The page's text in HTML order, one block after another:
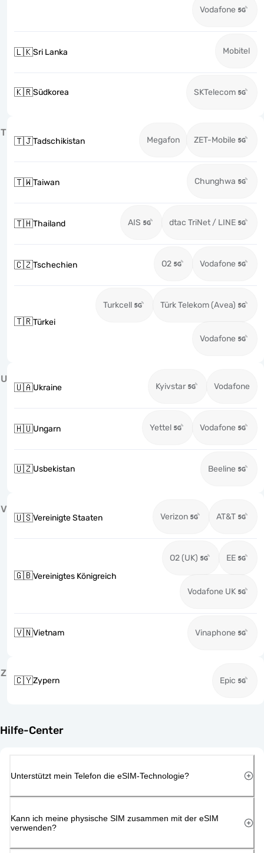
Vodafone
🇱🇰Sri Lanka Mobitel
🇰🇷Südkorea SKTelecom
T
🇹🇯Tadschikistan Megafon ZET-Mobile
🇹🇼Taiwan Chunghwa
🇹🇭Thailand AIS dtac TriNet / LINE
🇨🇿Tschechien O2 Vodafone
🇹🇷Türkei
Turkcell Türk Telekom (Avea)
Vodafone
U
🇺🇦Ukraine Kyivstar Vodafone
🇭🇺Ungarn Yettel Vodafone
🇺🇿Usbekistan Beeline
V
🇺🇸Vereinigte Staaten Verizon AT&T
🇬🇧Vereinigtes Königreich
O2 (UK) EE
Vodafone UK
🇻🇳Vietnam Vinaphone
Z
🇨🇾Zypern Epic
Hilfe-Center
Unterstützt mein Telefon die eSIM-Technologie?
Kann ich meine physische SIM zusammen mit der eSIM
verwenden?